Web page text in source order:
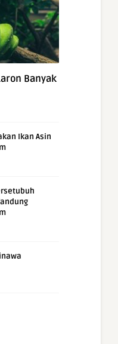
Banyak
Ikan Asin